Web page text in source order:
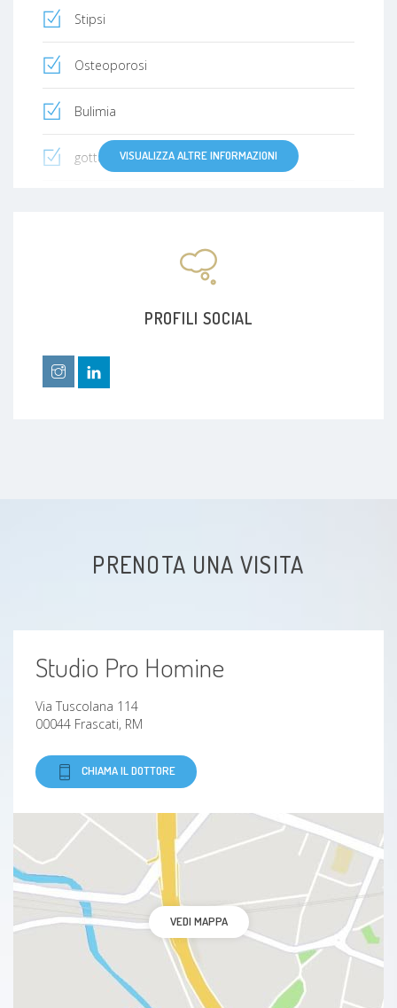
Stipsi
Osteoporosi
Bulimia
gotta
Malattie cardiovascolari
Reflusso gastroesofageo (esofagite)
Sindrome dell'intestino irritabile
VISUALIZZA ALTRE INFORMAZIONI
PROFILI SOCIAL
PRENOTA UNA VISITA
Studio Pro Homine
Via Tuscolana 114
00044 Frascati, RM
CHIAMA IL DOTTORE
VEDI MAPPA